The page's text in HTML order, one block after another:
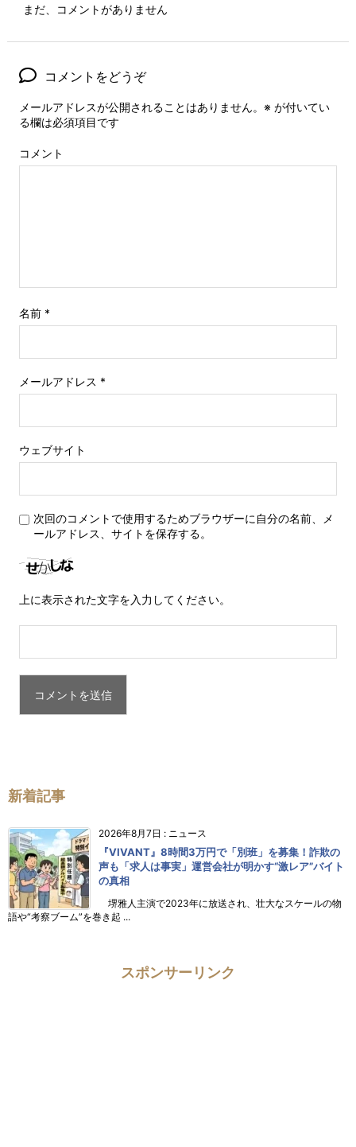
まだ、コメントがありません
コメントをどうぞ
メールアドレスが公開されることはありません。 ※ が付いてい
る欄は必須項目です
コメント
名前 *
メールアドレス *
ウェブサイト
次回のコメントで使用するためブラウザーに自分の名前、メ
ールアドレス、サイトを保存する。
上に表示された文字を入力してください。
新着記事
2026年8月7日 : ニュース
『VIVANT』8時間3万円で「別班」を募集！詐欺の
声も「求人は事実」運営会社が明かす“激レア”バイト
の真相
堺雅人主演で2023年に放送され、壮大なスケールの物
語や“考察ブーム”を巻き起 ...
スポンサーリンク